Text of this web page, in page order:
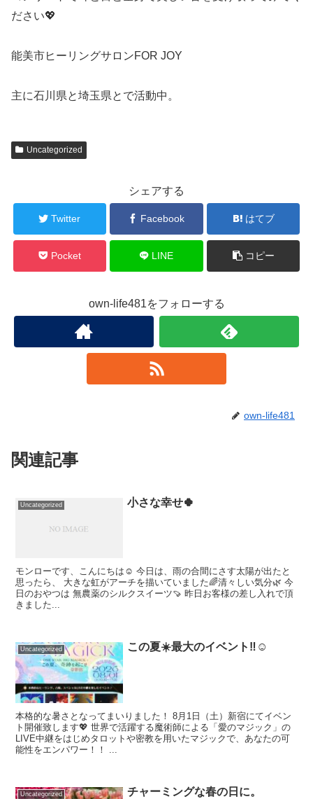
ださい💖
能美市ヒーリングサロンFOR JOY
主に石川県と埼玉県とで活動中。
Uncategorized
シェアする
Twitter Facebook はてブ
Pocket LINE コピー
own-life481をフォローする
own-life481
関連記事
Uncategorized 小さな幸せ🍀
モンローです、こんにちは☺️ 今日は、雨の合間にさす太陽が出たと
思ったら、 大きな虹がアーチを描いていました🌈清々しい気分🌿 今
日のおやつは 無農薬のシルクスイーツ🍠 昨日お客様の差し入れで頂
きました...
Uncategorized この夏☀️最大のイベント‼️☺️
本格的な暑さとなってまいりました！ 8月1日（土）新宿にてイベン
ト開催致します💖 世界で活躍する魔術師による「愛のマジック」の
LIVE中継をはじめタロットや密教を用いたマジックで、あなたの可
能性をエンパワー！！ ...
Uncategorized チャーミングな春の日に。